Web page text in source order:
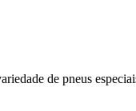
de pneus